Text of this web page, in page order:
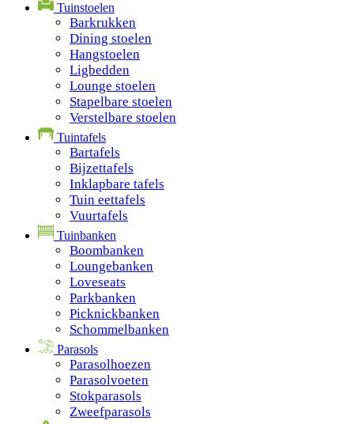
Tuinstoelen
Barkrukken
Dining stoelen
Hangstoelen
Ligbedden
Lounge stoelen
Stapelbare stoelen
Verstelbare stoelen
Tuintafels
Bartafels
Bijzettafels
Inklapbare tafels
Tuin eettafels
Vuurtafels
Tuinbanken
Boombanken
Loungebanken
Loveseats
Parkbanken
Picknickbanken
Schommelbanken
Parasols
Parasolhoezen
Parasolvoeten
Stokparasols
Zweefparasols